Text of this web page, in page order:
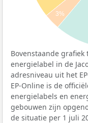
3%
Bovenstaande
energielabel in de
adresniveau uit het
EP-Online is de
energielabels en
gebouwen zijn
de situatie per 1 juli